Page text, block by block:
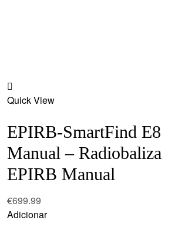
to
Quick View
EPIRB-SmartFind E8
Manual – Radiobaliza
EPIRB Manual
€699.99
Adicionar